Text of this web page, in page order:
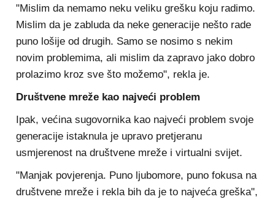
"Mislim da nemamo neku veliku grešku koju radimo.
Mislim da je zabluda da neke generacije nešto rade
puno lošije od drugih. Samo se nosimo s nekim
novim problemima, ali mislim da zapravo jako dobro
prolazimo kroz sve što možemo", rekla je.
Društvene mreže kao najveći problem
Ipak, većina sugovornika kao najveći problem svoje
generacije istaknula je upravo pretjeranu
usmjerenost na društvene mreže i virtualni svijet.
"Manjak povjerenja. Puno ljubomore, puno fokusa na
društvene mreže i rekla bih da je to najveća greška",